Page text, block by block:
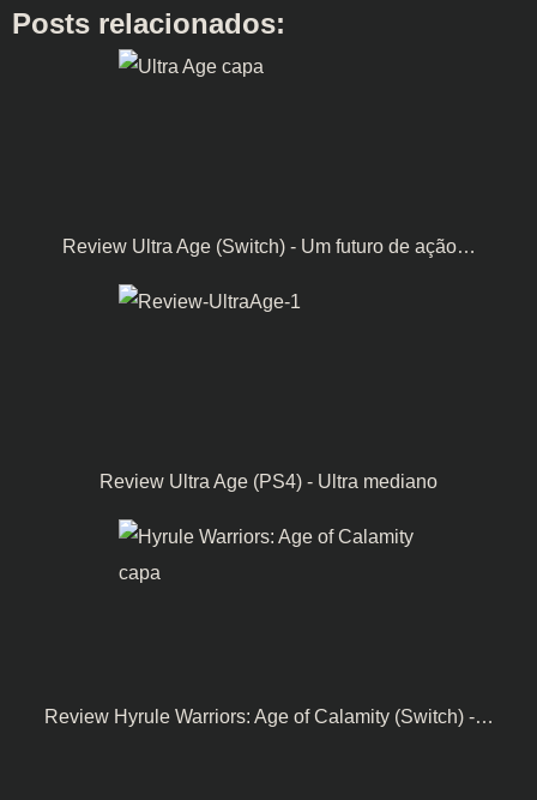
Posts relacionados:
Review Ultra Age (Switch) - Um futuro de ação…
Review Ultra Age (PS4) - Ultra mediano
Review Hyrule Warriors: Age of Calamity (Switch) -…